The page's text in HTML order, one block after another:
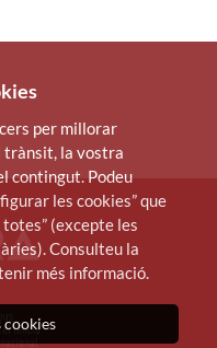
per millorar
trànsit, la vostra
contingut. Podeu
les cookies” que
(excepte les
Consulteu la
més informació.
cookies